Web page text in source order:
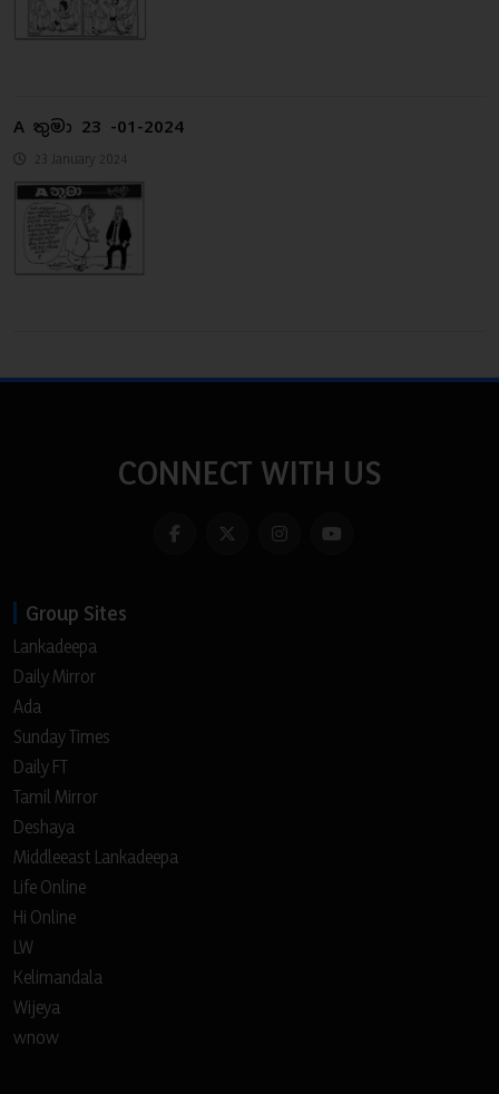
A තුමා 23 -01-2024
23 January 2024
CONNECT WITH US
Group Sites
Lankadeepa
Daily Mirror
Ada
Sunday Times
Daily FT
Tamil Mirror
Deshaya
Middleeast Lankadeepa
Life Online
Hi Online
LW
Kelimandala
Wijeya
wnow